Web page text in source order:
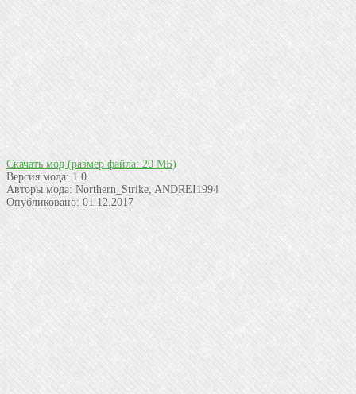
Скачать мод (размер файла: 20 МБ)
Версия мода: 1.0
Авторы мода: Northern_Strike, ANDREI1994
Опубликовано:01.12.2017